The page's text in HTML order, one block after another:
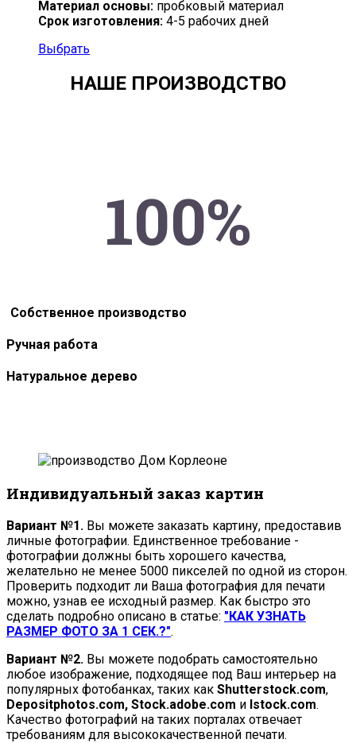
Материал основы: пробковый материал
Срок изготовления: 4-5 рабочих дней
Выбрать
НАШЕ ПРОИЗВОДСТВО
100%
Собственное производство
Ручная работа
Натуральное дерево
Индивидуальный заказ картин
Вариант №1. Вы можете заказать картину, предоставив
личные фотографии. Единственное требование -
фотографии должны быть хорошего качества,
желательно не менее 5000 пикселей по одной из сторон.
Проверить подходит ли Ваша фотография для печати
можно, узнав ее исходный размер. Как быстро это
сделать подробно описано в статье: "КАК УЗНАТЬ
РАЗМЕР ФОТО ЗА 1 СЕК.?".
Вариант №2. Вы можете подобрать самостоятельно
любое изображение, подходящее под Ваш интерьер на
популярных фотобанках, таких как Shutterstock.com,
Depositphotos.com, Stock.adobe.com и Istock.com.
Качество фотографий на таких порталах отвечает
требованиям для высококачественной печати.